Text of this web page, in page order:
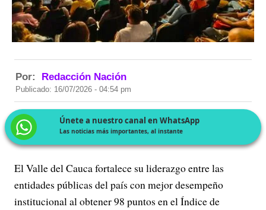
Por: Redacción Nación
Publicado: 16/07/2026 - 04:54 pm
Únete a nuestro canal en WhatsApp
Las noticias más importantes, al instante
El Valle del Cauca fortalece su liderazgo entre las
entidades públicas del país con mejor desempeño
institucional al obtener 98 puntos en el Índice de